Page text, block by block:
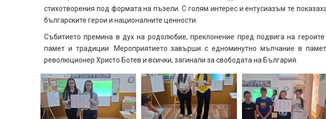
стихотворения под формата на пъзели. С голям интерес и ентусиазъм те
българските герои и националните ценности.
Събитието премина в дух на родолюбие, преклонение пред подвига на
памет и традиции. Мероприятието завърши с едноминутно мълчание в
революционер Христо Ботев и всички, загинали за свободата на България.